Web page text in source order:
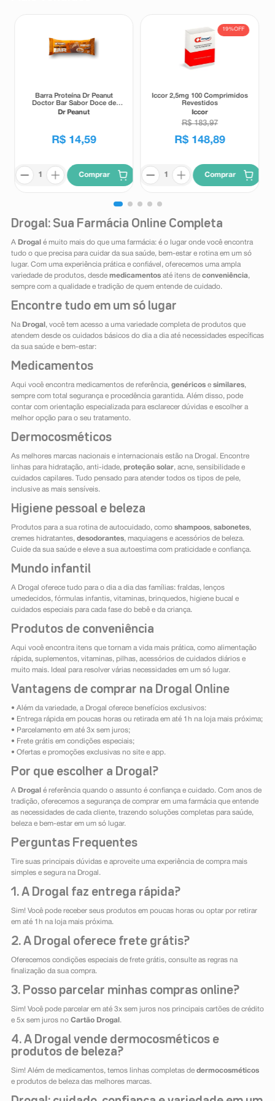
Barra Proteína Dr Peanut
Doctor Bar Sabor Doce de
Leite 62g
Dr Peanut
R$ 14,59
Comprar
19%OFF
Iccor 2,5mg 100 Comprimidos
Revestidos
Iccor
R$ 183,97
R$ 148,89
Comprar
Drogal: Sua Farmácia Online Completa
A Drogal é muito mais do que uma farmácia: é o lugar onde você encontra
tudo o que precisa para cuidar da sua saúde, bem-estar e rotina em um só
lugar. Com uma experiência prática e confiável, oferecemos uma ampla
variedade de produtos, desde medicamentosaté itens de conveniência,
sempre com a qualidade e tradição de quem entende de cuidado.
Encontre tudo em um só lugar
Na Drogal , você tem acesso a uma variedade completa de produtos que
atendem desde os cuidados básicos do dia a dia até necessidades específicas
da sua saúde e bem-estar:
Medicamentos
Aqui você encontra medicamentos de referência, genéricose similares,
sempre com total segurança e procedência garantida. Além disso, pode
contar com orientação especializada para esclarecer dúvidas e escolher a
melhor opção para o seu tratamento.
Dermocosméticos
As melhores marcas nacionais e internacionais estão na Drogal. Encontre
linhas para hidratação, anti-idade, proteção solar, acne, sensibilidade e
cuidados capilares. Tudo pensado para atender todos os tipos de pele,
inclusive as mais sensíveis.
Higiene pessoal e beleza
Produtos para a sua rotina de autocuidado, como shampoos, sabonetes,
cremes hidratantes, desodorantes, maquiagens e acessórios de beleza.
Cuide da sua saúde e eleve a sua autoestima com praticidade e confiança.
Mundo infantil
A Drogal oferece tudo para o dia a dia das famílias: fraldas, lenços
umedecidos, fórmulas infantis, vitaminas, brinquedos, higiene bucal e
cuidados especiais para cada fase do bebê e da criança.
Produtos de conveniência
Aqui você encontra itens que tornam a vida mais prática, como alimentação
rápida, suplementos, vitaminas, pilhas, acessórios de cuidados diários e
muito mais. Ideal para resolver várias necessidades em um só lugar.
Vantagens de comprar na Drogal Online
• Além da variedade, a Drogal oferece benefícios exclusivos:
• Entrega rápida em poucas horas ou retirada em até 1h na loja mais próxima;
• Parcelamento em até 3x sem juros;
• Frete grátis em condições especiais;
• Ofertas e promoções exclusivas no site e app.
Por que escolher a Drogal?
A Drogal é referência quando o assunto é confiança e cuidado. Com anos de
tradição, oferecemos a segurança de comprar em uma farmácia que entende
as necessidades de cada cliente, trazendo soluções completas para saúde,
beleza e bem-estar em um só lugar.
Perguntas Frequentes
Tire suas principais dúvidas e aproveite uma experiência de compra mais
simples e segura na Drogal.
1. A Drogal faz entrega rápida?
Sim! Você pode receber seus produtos em poucas horas ou optar por retirar
em até 1h na loja mais próxima.
2. A Drogal oferece frete grátis?
Oferecemos condições especiais de frete grátis, consulte as regras na
finalização da sua compra.
3. Posso parcelar minhas compras online?
Sim! Você pode parcelar em até 3x sem juros nos principais cartões de crédito
e 5x sem juros no Cartão Drogal .
4. A Drogal vende dermocosméticos e
produtos de beleza?
Sim! Além de medicamentos, temos linhas completas de dermocosméticos
e produtos de beleza das melhores marcas.